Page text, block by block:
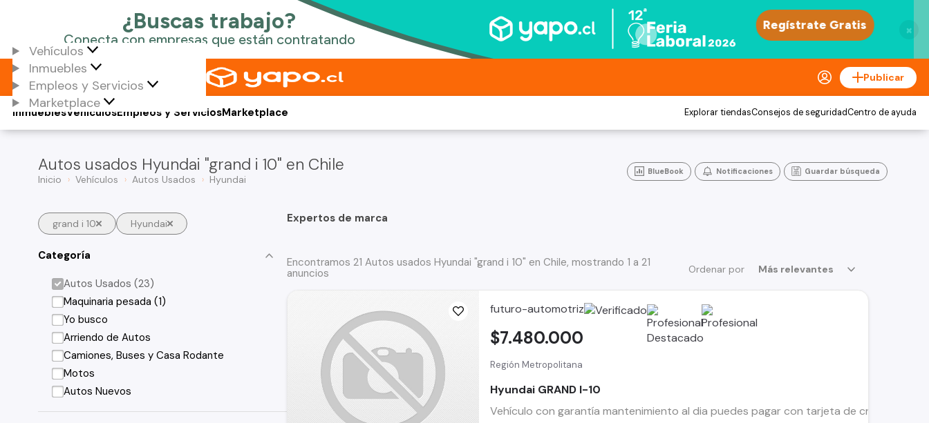
×
Vehículos
Inmuebles
Empleos y Servicios
Marketplace
Publicar
Vehículos
Inmuebles Empleos y ServiciosMarketplace Explorar tiendasConsejos de seguridadCentro de ayuda
Autos usados Hyundai "grand i 10" en Chile
Inicio Vehículos Autos Usados Hyundai
BlueBook Notificaciones Guardar búsqueda
grand i 10 Hyundai
Categoría
Autos Usados (23)
Maquinaria pesada (1)
Yo busco
Arriendo de Autos
Camiones, Buses y Casa Rodante
Motos
Autos Nuevos
Expertos de marca
Ordenar por Más relevantes
Encontramos 21 Autos usados Hyundai "grand i 10" en Chile, mostrando 1 a 21
anuncios
futuro-automotriz
Región Metropolitana
Hyundai GRAND I-10
Vehículo con garantía mantenimiento al dia puedes pagar con tarjeta de credito
$7.480.000